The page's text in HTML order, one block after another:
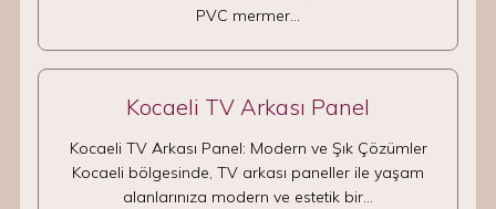
PVC mermer…
Kocaeli TV Arkası Panel
Kocaeli TV Arkası Panel: Modern ve Şık Çözümler
Kocaeli bölgesinde, TV arkası paneller ile yaşam
alanlarınıza modern ve estetik bir…